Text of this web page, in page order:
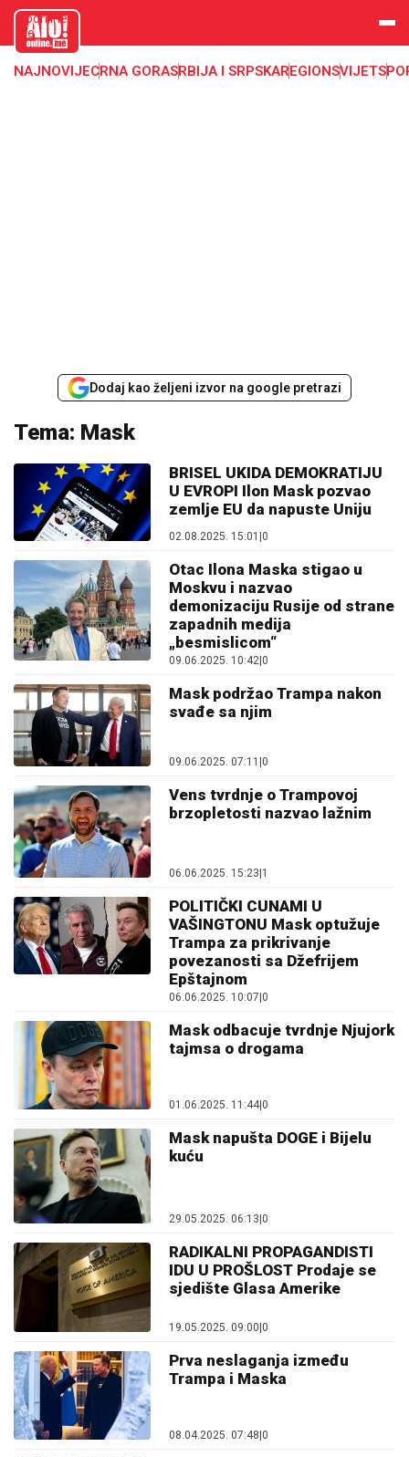
aloonline.
me
NAJNOVIJECRNA GORASRBIJA I SRPSKAREGIONSVIJET
Dodaj kao željeni izvor na google pretrazi
Tema: Mask
BRISEL UKIDA DEMOKRATIJU
U EVROPI Ilon Mask pozvao
zemlje EU da napuste Uniju
02.08.2025. 15:01 |0
Otac Ilona Maska stigao u
Moskvu i nazvao
demonizaciju Rusije od strane
zapadnih medija
„besmislicom“
09.06.2025. 10:42|0
Mask podržao Trampa nakon
svađe sa njim
09.06.2025. 07:11 0
Vens tvrdnje o Trampovoj
brzopletosti nazvao lažnim
06.06.2025. 15:23 1
POLITIČKI CUNAMI U
VAŠINGTONU Mask optužuje
Trampa za prikrivanje
povezanosti sa Džefrijem
Epštajnom
06.06.2025. 10:07 0
Mask odbacuje tvrdnje Njujork
tajmsa o drogama
01.06.2025. 11:44 0
Mask napušta DOGE i Bijelu
kuću
29.05.2025. 06:13 0
RADIKALNI PROPAGANDISTI
IDU U PROŠLOST Prodaje se
sjedište Glasa Amerike
19.05.2025. 09:00|0
Prva neslaganja između
Trampa i Maska
08.04.2025. 07:48|0